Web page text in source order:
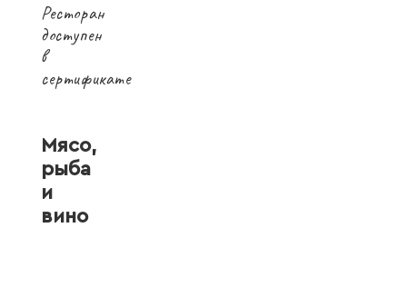
Ресторан
доступен
в
сертификате
Мясо,
рыба
и
вино